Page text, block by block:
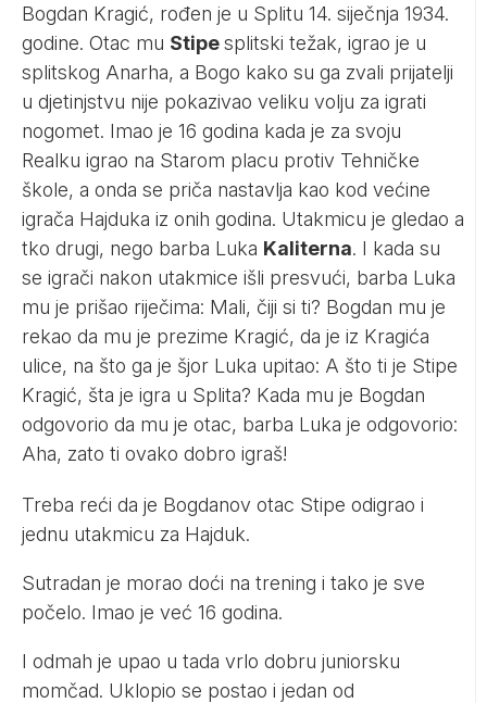
Bogdan Kragić, rođen je u Splitu 14. siječnja 1934.
godine. Otac mu Stipesplitski težak, igrao je u
splitskog Anarha, a Bogo kako su ga zvali prijatelji
u djetinjstvu nije pokazivao veliku volju za igrati
nogomet. Imao je 16 godina kada je za svoju
Realku igrao na Starom placu protiv Tehničke
škole, a onda se priča nastavlja kao kod većine
igrača Hajduka iz onih godina. Utakmicu je gledao a
tko drugi, nego barba Luka Kaliterna. I kada su
se igrači nakon utakmice išli presvući, barba Luka
mu je prišao riječima: Mali, čiji si ti? Bogdan mu je
rekao da mu je prezime Kragić, da je iz Kragića
ulice, na što ga je šjor Luka upitao: A što ti je Stipe
Kragić, šta je igra u Splita? Kada mu je Bogdan
odgovorio da mu je otac, barba Luka je odgovorio:
Aha, zato ti ovako dobro igraš!
Treba reći da je Bogdanov otac Stipe odigrao i
jednu utakmicu za Hajduk.
Sutradan je morao doći na trening i tako je sve
počelo. Imao je već 16 godina.
I odmah je upao u tada vrlo dobru juniorsku
momčad. Uklopio se postao i jedan od